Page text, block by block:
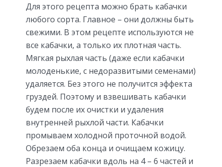
Для этого рецепта можно брать кабачки
любого сорта. Главное – они должны быть
свежими. В этом рецепте используются не
все кабачки, а только их плотная часть.
Мягкая рыхлая часть (даже если кабачки
молоденькие, с недоразвитыми семенами)
удаляется. Без этого не получится эффекта
груздей. Поэтому и взвешивать кабачки
будем после их очистки и удаления
внутренней рыхлой части. Кабачки
промываем холодной проточной водой.
Обрезаем оба конца и очищаем кожицу.
Разрезаем кабачки вдоль на 4 – 6 частей и